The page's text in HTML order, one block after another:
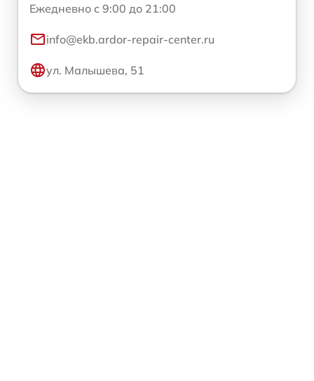
Ежедневно с 9:00 до 21:00
info@ekb.ardor-repair-center.ru
ул. Малышева, 51